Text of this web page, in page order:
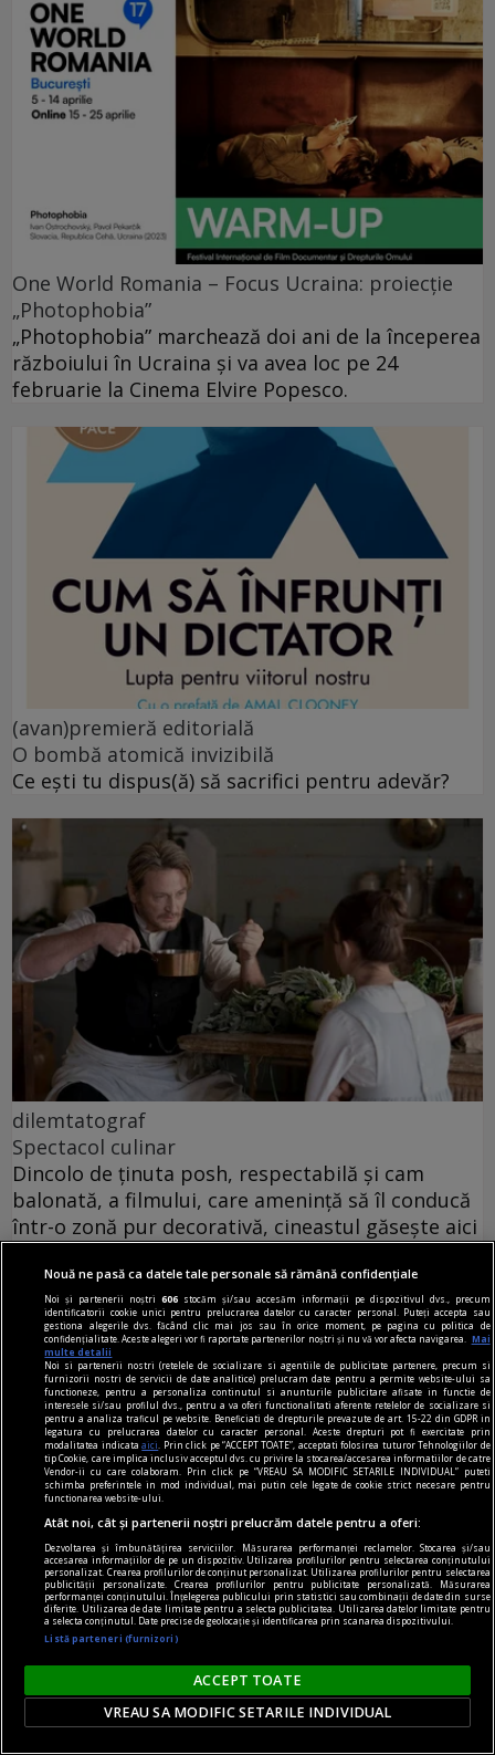
One World Romania – Focus Ucraina: proiecție
„Photophobia”
„Photophobia” marchează doi ani de la începerea
războiului în Ucraina și va avea loc pe 24
februarie la Cinema Elvire Popesco.
(avan)premieră editorială
O bombă atomică invizibilă
Ce ești tu dispus(ă) să sacrifici pentru adevăr?
dilemtatograf
Spectacol culinar
Dincolo de ținuta posh, respectabilă și cam
balonată, a filmului, care amenință să îl conducă
într-o zonă pur decorativă, cineastul găsește aici
Victor MOROZOV
audio şi n-am cuvinte
Liric & ludic
Esența oscilează între melancolie și idealism
romantic.
Aron BIRO
Nouă ne pasă ca datele tale personale să rămână confidențiale
Noi și partenerii noștri606 stocăm și/sau accesăm informații pe dispozitivul dvs., precum
identificatorii cookie unici pentru prelucrarea datelor cu caracter personal. Puteți accepta sau
gestiona alegerile dvs. făcând clic mai jos sau în orice moment, pe pagina cu politica de
confidențialitate. Aceste alegeri vor fi raportate partenerilor noștri și nu vă vor afecta navigarea.
Mai
multe detalii
Noi si partenerii nostri (retelele de socializare si agentiile de publicitate partenere, precum si
furnizorii nostri de servicii de date analitice) prelucram date pentru a permite website-ului sa
functioneze, pentru a personaliza continutul si anunturile publicitare afisate in functie de
interesele si/sau profilul dvs., pentru a va oferi functionalitati aferente retelelor de socializare si
pentru a analiza traficul pe website. Beneficiati de drepturile prevazute de art. 15-22 din GDPR in
legatura cu prelucrarea datelor cu caracter personal. Aceste drepturi pot fi exercitate prin
modalitatea indicataaici
. Prin click pe “ACCEPT TOATE”, acceptati folosirea tuturor Tehnologiilor de
tip Cookie, care implica inclusiv acceptul dvs. cu privire la stocarea/accesarea informatiilor de catre
Vendor-ii cu care colaboram. Prin click pe “VREAU SA MODIFIC SETARILE INDIVIDUAL” puteti
schimba preferintele in mod individual, mai putin cele legate de cookie strict necesare pentru
functionarea website-ului.
Atât noi, cât și partenerii noștri prelucrăm datele pentru a oferi:
Dezvoltarea și îmbunătățirea serviciilor. Măsurarea performanței reclamelor. Stocarea și/sau
accesarea informațiilor de pe un dispozitiv. Utilizarea profilurilor pentru selectarea conținutului
personalizat. Crearea profilurilor de conținut personalizat. Utilizarea profilurilor pentru selectarea
publicității personalizate. Crearea profilurilor pentru publicitate personalizată. Măsurarea
performanței conținutului. Înțelegerea publicului prin statistici sau combinații de date din surse
diferite. Utilizarea de date limitate pentru a selecta publicitatea. Utilizarea datelor limitate pentru
a selecta conținutul. Date precise de geolocație și identificarea prin scanarea dispozitivului.
Listă parteneri (furnizori)
ACCEPT TOATE
VREAU SA MODIFIC SETARILE INDIVIDUAL